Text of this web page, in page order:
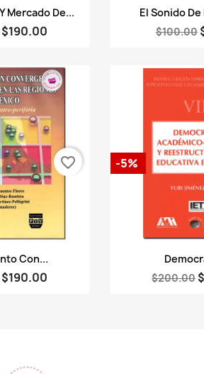
rápida
Mercado De...
$190.00

El Sonido De
$100.00
rápida
Con...
$190.00
favorite_border
Vista
$200.00
-5%